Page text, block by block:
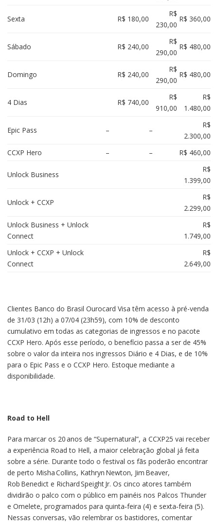
Sexta R$ 180,00
R$
230,00
R$ 360,00
Sábado R$ 240,00
R$
290,00
R$ 480,00
Domingo R$ 240,00
R$
290,00
R$ 480,00
4 Dias R$ 740,00
R$
910,00
R$
1.480,00
Epic Pass – –
R$
2.300,00
CCXP Hero
– – R$ 460,00
Unlock Business
R$
1.399,00
Unlock + CCXP
R$
2.299,00
Unlock Business + Unlock
Connect
R$
1.749,00
Unlock + CCXP + Unlock
Connect
R$
2.649,00
Clientes Banco do Brasil Ourocard Visa têm acesso à pré-venda
de 31/03 (12h) a 07/04 (23h59), com 10% de desconto
cumulativo em todas as categorias de ingressos e no pacote
CCXP Hero. Após esse período, o benefício passa a ser de 45%
sobre o valor da inteira nos ingressos Diário e 4 Dias, e de 10%
para o Epic Pass e o CCXP Hero. Estoque mediante a
disponibilidade.
Road to Hell
Para marcar os 20 anos de “Supernatural”, a CCXP25 vai receber
a experiência Road to Hell, a maior celebração global já feita
sobre a série. Durante todo o festival os fãs poderão encontrar
de perto Misha Collins, Kathryn Newton, Jim Beaver,
Rob Benedict e Richard Speight Jr. Os cinco atores também
dividirão o palco com o público em painéis nos Palcos Thunder
e Omelete, programados para quinta‑feira (4) e sexta‑feira (5).
Nessas conversas, vão relembrar os bastidores, comentar